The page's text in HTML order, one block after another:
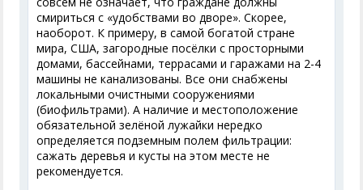
смириться с «удобствами во дворе». Скорее,
наоборот. К примеру, в самой богатой стране
мира, США, загородные посёлки с просторными
домами, бассейнами, террасами и гаражами на 2-4
машины не канализованы. Все они снабжены
локальными очистными сооружениями
(биофильтрами). А наличие и местоположение
обязательной зелёной лужайки нередко
определяется подземным полем фильтрации:
сажать деревья и кусты на этом месте не
рекомендуется.